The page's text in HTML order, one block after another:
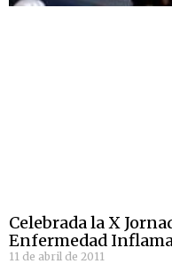
Celebrada la X
Enfermedad
11 de abril de 2011